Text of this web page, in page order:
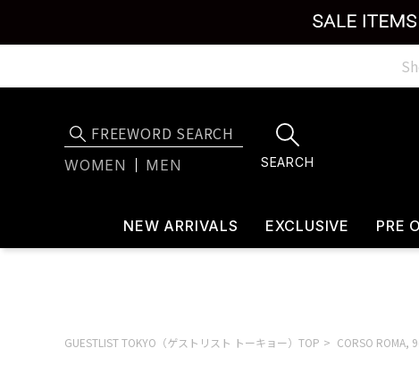
WOMEN MEN SEARCH
NEW ARRIVALS EXCLUSIVE PRE
GUESTLIST TOKYO（ゲストリスト トーキョー）TOP CORSO ROMA,